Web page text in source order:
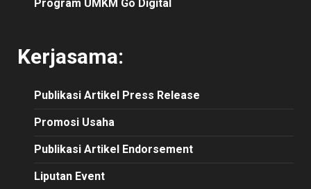
Program UMKM Go Digital
Kerjasama:
Publikasi Artikel Press Release
Promosi Usaha
Publikasi Artikel Endorsement
Liputan Event